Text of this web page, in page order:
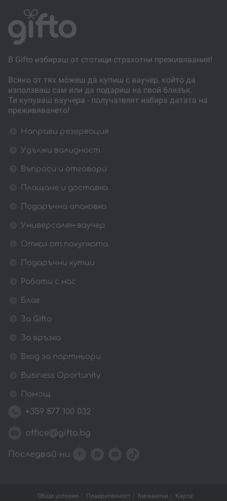
В Gifto избираш от стотици страхотни преживявания!
Всяко от тях можеш да купиш с ваучер, който да
използваш сам или да подариш на свой близък.
Ти купуваш ваучера - получателят избира датата на
преживяването!
Направи резервация
Удължи валидност
Въпроси и отговори
Плащане и доставка
Подаръчна опаковка
Универсален ваучер
Отказ от покупката
Подаръчни кутии
Работи с нас
Блог
За Gifto
За връзка
Вход за партньори
Business Oportunity
Помощ
+359 877 100 032
office@gifto.bg
Последвай ни
Общи условия Поверителност Бисквитки Карта